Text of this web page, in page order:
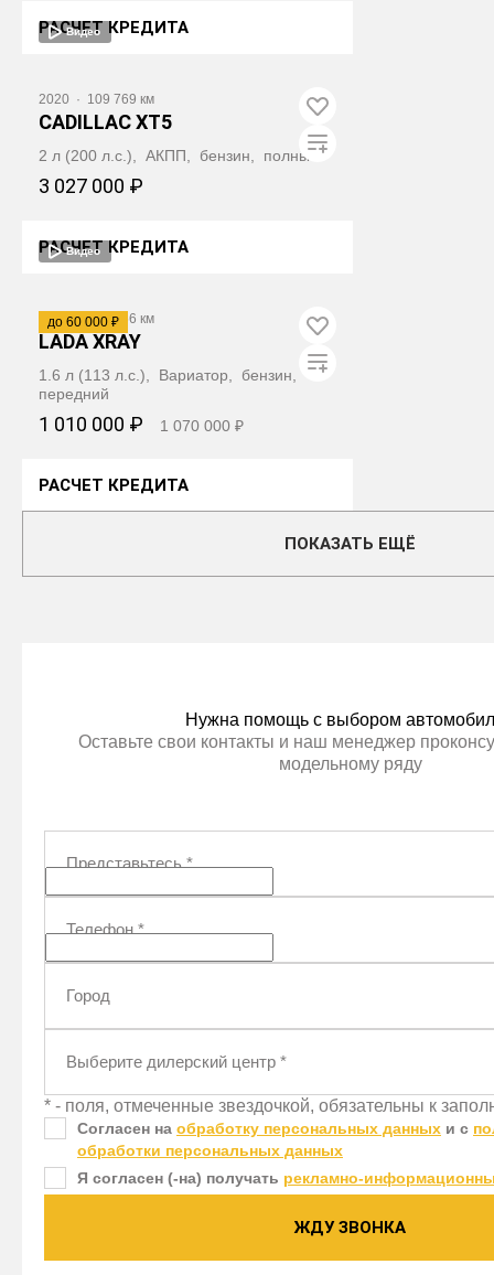
РАСЧЕТ КРЕДИТА
Видео
2020 · 109 769 км
CADILLAC XT5
2 л (200 л.с.), АКПП, бензин, полный
3 027 000 ₽
РАСЧЕТ КРЕДИТА
до 60 000 ₽
Видео
2020· 143 756 км
LADA XRAY
1.6 л (113 л.с.), Вариатор, бензин,
передний
1 010 000 ₽ 1 070 000 ₽
РАСЧЕТ КРЕДИТА
ПОКАЗАТЬ ЕЩЁ
Нужна помощь с выбором
Оставьте свои контакты и наш менеджер
модельному ряду
Представьтесь*
Телефон*
Город
Выберите дилерский центр *
* - поля, отмеченные звездочкой, обязательны к
Согласен на обработку персональных данных и c
обработки персональных данных
Я согласен (-на) получать рекламно-
ЖДУ ЗВОНКА